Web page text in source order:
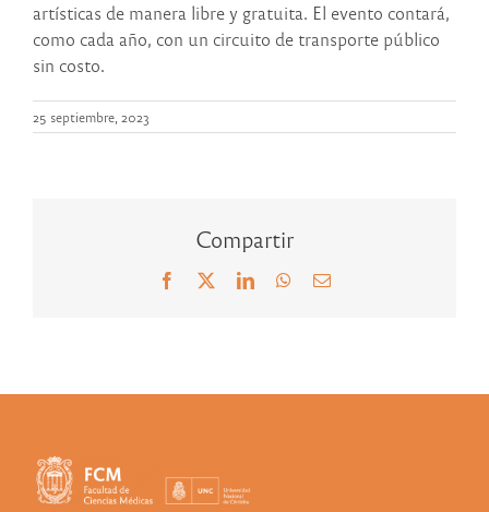
artísticas de manera libre y gratuita. El evento contará,
como cada año, con un circuito de transporte público
sin costo.
25 septiembre, 2023
Compartir
Facebook LinkedInWhatsApp
Correo